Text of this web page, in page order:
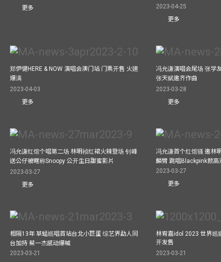
更多
2023-04-25
更多
郑伊健HERE & NOW 演唱会澳门站 门票开售 火速
爆满
2023-04-03
更多
冯允谦演唱会尾场 张学
张天赋邀齐作曲
2023-03-28
更多
冯允谦红馆个唱第二场 林明祯红裙火辣登场 钊峰
送公仔被暱称Snoopy 公开生日甜蜜影片
2023-03-27
更多
冯允谦首个红馆骚 邀林
麟臂 跳唱Blackpink掀高
2023-03-27
更多
相隔13年 草蜢巡唱首站台北小巨蛋 综艺界勐人同
台加持 蔡一杰感动爆喊
2023-03-21
林宥嘉idol 2023 世界巡
开发售
2023-03-21